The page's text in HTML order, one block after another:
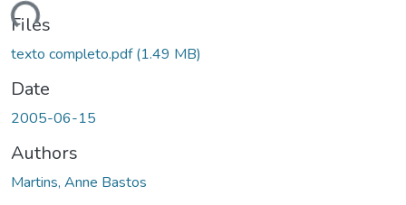
Files
texto completo.pdf(1.49 MB)
Date
2005-06-15
Authors
Martins, Anne Bastos